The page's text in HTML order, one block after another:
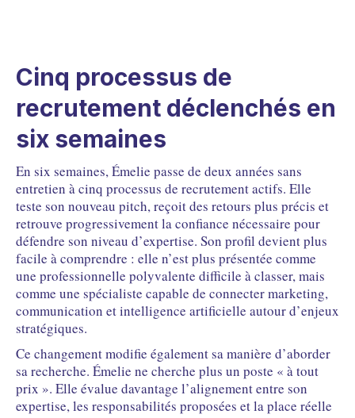
Cinq processus de
recrutement déclenchés en
six semaines
En six semaines, Émelie passe de deux années sans
entretien à cinq processus de recrutement actifs. Elle
teste son nouveau pitch, reçoit des retours plus précis et
retrouve progressivement la confiance nécessaire pour
défendre son niveau d’expertise. Son profil devient plus
facile à comprendre : elle n’est plus présentée comme
une professionnelle polyvalente difficile à classer, mais
comme une spécialiste capable de connecter marketing,
communication et intelligence artificielle autour d’enjeux
stratégiques.
Ce changement modifie également sa manière d’aborder
sa recherche. Émelie ne cherche plus un poste « à tout
prix ». Elle évalue davantage l’alignement entre son
expertise, les responsabilités proposées et la place réelle